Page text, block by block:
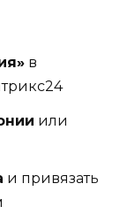
в
или
и привязать